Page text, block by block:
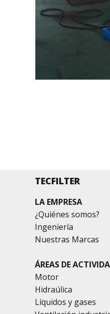
TECFILTER
LA EMPRESA
¿Quiénes somos?
Ingeniería
Nuestras Marcas
ÁREAS DE
Motor
Hidraúlica
Líquidos y gases